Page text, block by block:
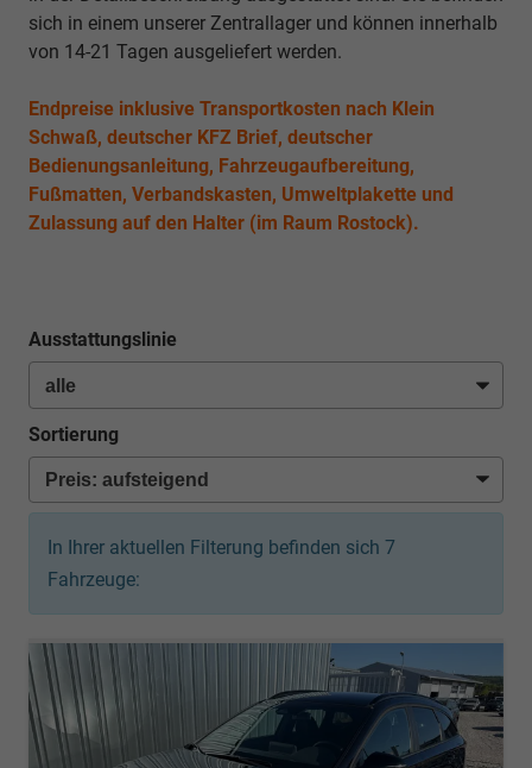
sich in einem unserer Zentrallager und können innerhalb
von 14-21 Tagen ausgeliefert werden.
Endpreise inklusive Transportkosten nach Klein
Schwaß, deutscher KFZ Brief, deutscher
Bedienungsanleitung, Fahrzeugaufbereitung,
Fußmatten, Verbandskasten, Umweltplakette und
Zulassung auf den Halter (im Raum Rostock).
Ausstattungslinie
Sortierung
In Ihrer aktuellen Filterung befinden sich 7
Fahrzeuge: